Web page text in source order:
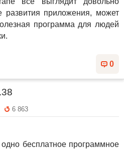
развития приложения, может
программа для людей
0
6 863
бесплатное программное